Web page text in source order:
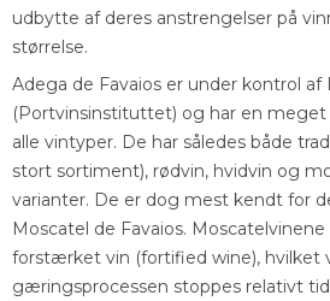
udbytte af deres anstrengelser på
størrelse.
Adega de Favaios er under kontrol af
(Portvinsinstituttet) og har en
alle vintyper. De har således både
stort sortiment), rødvin, hvidvin og
varianter. De er dog mest kendt for
Moscatel de Favaios.
forstærket vin (fortified wine), hvilket
gæringsprocessen stoppes relativt